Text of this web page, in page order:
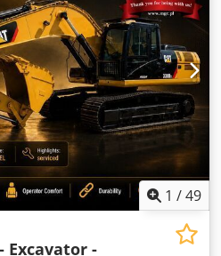
1 /49
Excavator -